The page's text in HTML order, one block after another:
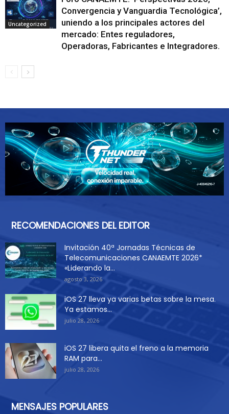
Uncategorized
Convergencia y Vanguardia Tecnológica’,
uniendo a los principales actores del
mercado: Entes reguladores,
Operadoras, Fabricantes e Integradores.
RECOMENDACIONES DEL EDITOR
Invitación 40ª Jornadas Técnicas de
Telecomunicaciones CANAEMTE 2026*
«Liderando la...
agosto 3, 2026
iOS 27 lleva ya varias betas sobre la mesa.
Ya estamos...
julio 28, 2026
iOS 27 libera quita el freno a la memoria
RAM para...
julio 28, 2026
MENSAJES POPULARES